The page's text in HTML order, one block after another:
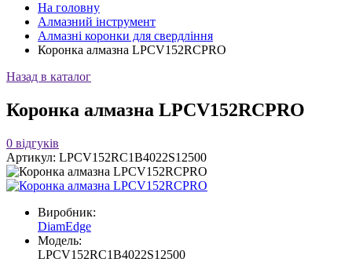
На головну
Алмазний інструмент
Алмазні коронки для свердління
Коронка алмазна LPCV152RCPRO
Назад в каталог
Коронка алмазна LPCV152RCPRO
0 відгуків
Артикул: LPCV152RC1B4022S12500
Виробник:
DiamEdge
Модель:
LPCV152RC1B4022S12500